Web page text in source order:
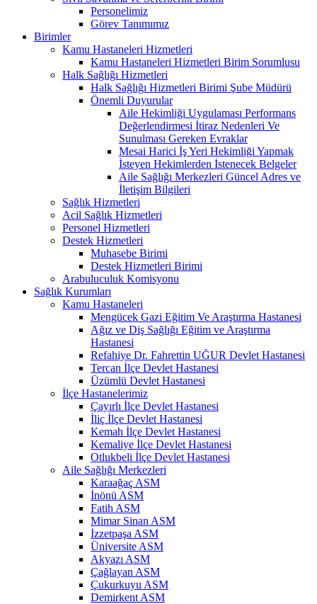
Personelimiz
Görev Tanımımız
Birimler
Kamu Hastaneleri Hizmetleri
Kamu Hastaneleri Hizmetleri Birim Sorumlusu
Halk Sağlığı Hizmetleri
Halk Sağlığı Hizmetleri Birimi Şube Müdürü
Önemli Duyurular
Aile Hekimliği Uygulaması Performans
Değerlendirmesi İtiraz Nedenleri Ve
Sunulması Gereken Evraklar
Mesai Harici İş Yeri Hekimliği Yapmak
İsteyen Hekimlerden İstenecek Belgeler
Aile Sağlığı Merkezleri Güncel Adres ve
İletişim Bilgileri
Sağlık Hizmetleri
Acil Sağlık Hizmetleri
Personel Hizmetleri
Destek Hizmetleri
Muhasebe Birimi
Destek Hizmetleri Birimi
Arabuluculuk Komisyonu
Sağlık Kurumları
Kamu Hastaneleri
Mengücek Gazi Eğitim Ve Araştırma Hastanesi
Ağız ve Diş Sağlığı Eğitim ve Araştırma
Hastanesi
Refahiye Dr. Fahrettin UĞUR Devlet Hastanesi
Tercan İlçe Devlet Hastanesi
Üzümlü Devlet Hastanesi
İlçe Hastanelerimiz
Çayırlı İlçe Devlet Hastanesi
İliç İlçe Devlet Hastanesi
Kemah İlçe Devlet Hastanesi
Kemaliye İlçe Devlet Hastanesi
Otlukbeli İlçe Devlet Hastanesi
Aile Sağlığı Merkezleri
Karaağaç ASM
İnönü ASM
Fatih ASM
Mimar Sinan ASM
İzzetpaşa ASM
Üniversite ASM
Akyazı ASM
Çağlayan ASM
Çukurkuyu ASM
Demirkent ASM